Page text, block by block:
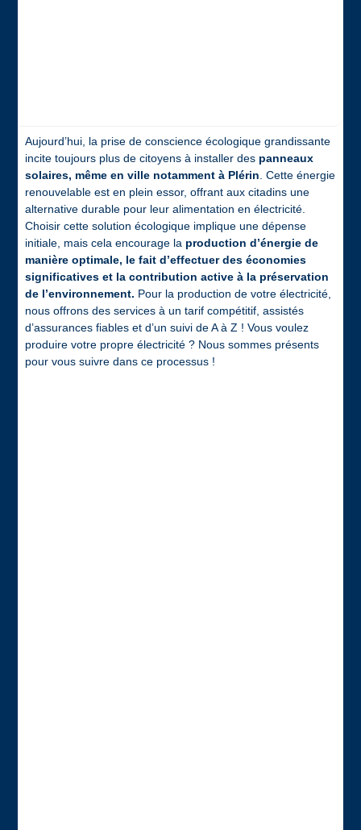
Aujourd’hui, la prise de conscience écologique grandissante
incite toujours plus de citoyens à installer des panneaux
solaires, même en ville notamment à Plérin. Cette énergie
renouvelable est en plein essor, offrant aux citadins une
alternative durable pour leur alimentation en électricité.
Choisir cette solution écologique implique une dépense
initiale, mais cela encourage la production d’énergie de
manière optimale, le fait d’effectuer des économies
significatives et la contribution active à la préservation
de l’environnement. Pour la production de votre électricité,
nous offrons des services à un tarif compétitif, assistés
d’assurances fiables et d’un suivi de A à Z ! Vous voulez
produire votre propre électricité ? Nous sommes présents
pour vous suivre dans ce processus !